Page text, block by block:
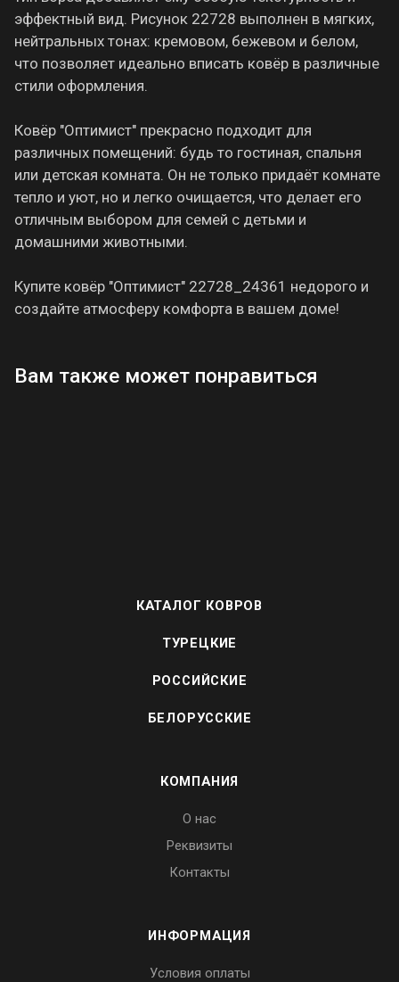
эффектный вид. Рисунок 22728 выполнен в мягких,
нейтральных тонах: кремовом, бежевом и белом,
что позволяет идеально вписать ковёр в различные
стили оформления.
Ковёр "Оптимист" прекрасно подходит для
различных помещений: будь то гостиная, спальня
или детская комната. Он не только придаёт комнате
тепло и уют, но и легко очищается, что делает его
отличным выбором для семей с детьми и
домашними животными.
Купите ковёр "Оптимист" 22728_24361 недорого и
создайте атмосферу комфорта в вашем доме!
Вам также может понравиться
КАТАЛОГ КОВРОВ
ТУРЕЦКИЕ
РОССИЙСКИЕ
БЕЛОРУССКИЕ
КОМПАНИЯ
О нас
Реквизиты
Контакты
ИНФОРМАЦИЯ
Условия оплаты